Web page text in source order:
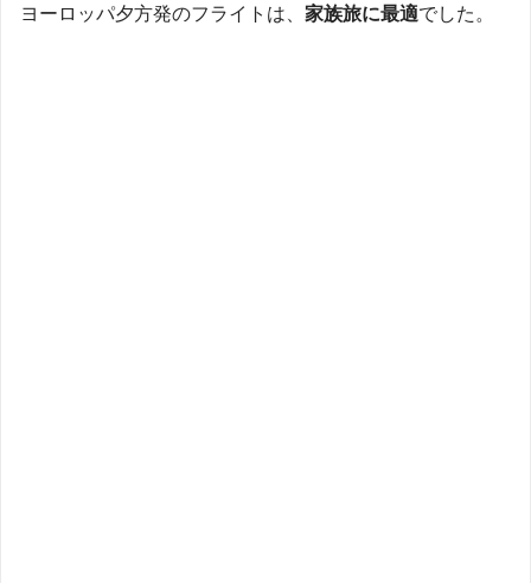
ヨーロッパ夕方発のフライトは、 家族旅に最適でした。